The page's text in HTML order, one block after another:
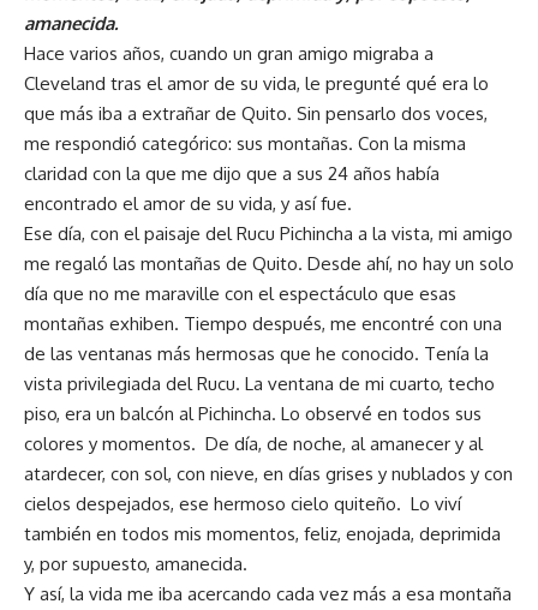
amanecida.
Hace varios años, cuando un gran amigo migraba a
Cleveland tras el amor de su vida, le pregunté qué era lo
que más iba a extrañar de Quito. Sin pensarlo dos voces,
me respondió categórico: sus montañas. Con la misma
claridad con la que me dijo que a sus 24 años había
encontrado el amor de su vida, y así fue.
Ese día, con el paisaje del Rucu Pichincha a la vista, mi amigo
me regaló las montañas de Quito. Desde ahí, no hay un solo
día que no me maraville con el espectáculo que esas
montañas exhiben. Tiempo después, me encontré con una
de las ventanas más hermosas que he conocido. Tenía la
vista privilegiada del Rucu. La ventana de mi cuarto, techo
piso, era un balcón al Pichincha. Lo observé en todos sus
colores y momentos. De día, de noche, al amanecer y al
atardecer, con sol, con nieve, en días grises y nublados y con
cielos despejados, ese hermoso cielo quiteño. Lo viví
también en todos mis momentos, feliz, enojada, deprimida
y, por supuesto, amanecida.
Y así, la vida me iba acercando cada vez más a esa montaña